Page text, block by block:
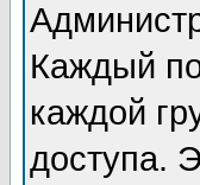
Каждый
каждой
доступа.